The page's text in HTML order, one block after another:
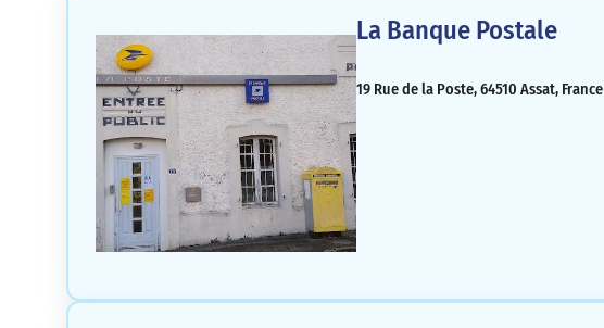
La Banque Postale
19 Rue de la Poste, 64510 Assat, France